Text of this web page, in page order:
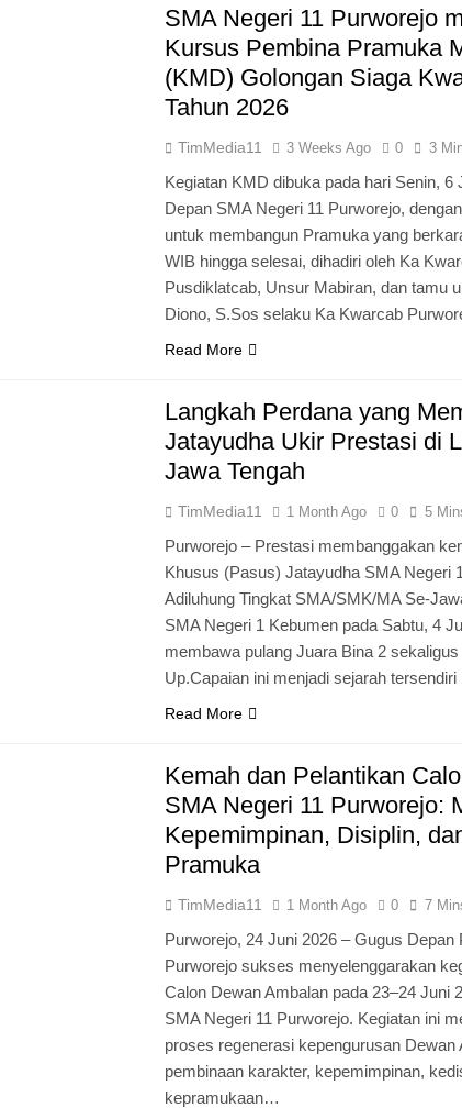
SMA Negeri 11 Purworejo
Kursus Pembina Pramuka
(KMD) Golongan Siaga
Tahun 2026
TimMedia11 3 Weeks Ago 0 3
Kegiatan KMD dibuka pada hari Senin, 6
Depan SMA Negeri 11 Purworejo,
untuk membangun Pramuka yang
WIB hingga selesai, dihadiri oleh Ka
Pusdiklatcab, Unsur Mabiran, dan tamu
Diono, S.Sos selaku Ka Kwarcab
Read More
Langkah Perdana yang
Jatayudha Ukir Prestasi di
Jawa Tengah
TimMedia11 1 Month Ago 0 5
Purworejo – Prestasi membanggakan
Khusus (Pasus) Jatayudha SMA Negeri
Adiluhung Tingkat SMA/SMK/MA Se-
SMA Negeri 1 Kebumen pada Sabtu, 4
membawa pulang Juara Bina 2
Up.Capaian ini menjadi sejarah
Read More
Kemah dan Pelantikan
SMA Negeri 11 Purworejo:
Kepemimpinan, Disiplin,
Pramuka
TimMedia11 1 Month Ago 0 7
Purworejo, 24 Juni 2026 – Gugus Depan
Purworejo sukses menyelenggarakan
Calon Dewan Ambalan pada 23–24 Juni
SMA Negeri 11 Purworejo. Kegiatan ini
proses regenerasi kepengurusan
pembinaan karakter, kepemimpinan,
kepramukaan…